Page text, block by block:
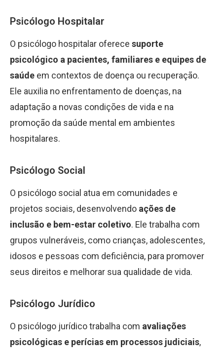
Psicólogo Hospitalar
O psicólogo hospitalar oferece suporte
psicológico a pacientes, familiares e equipes de
saúde em contextos de doença ou recuperação.
Ele auxilia no enfrentamento de doenças, na
adaptação a novas condições de vida e na
promoção da saúde mental em ambientes
hospitalares.
Psicólogo Social
O psicólogo social atua em comunidades e
projetos sociais, desenvolvendo ações de
inclusão e bem-estar coletivo. Ele trabalha com
grupos vulneráveis, como crianças, adolescentes,
idosos e pessoas com deficiência, para promover
seus direitos e melhorar sua qualidade de vida.
Psicólogo Jurídico
O psicólogo jurídico trabalha com avaliações
psicológicas e perícias em processos judiciais,